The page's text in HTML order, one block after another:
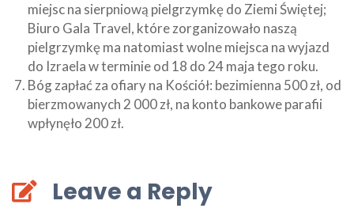
miejsc na sierpniową pielgrzymkę do Ziemi Świętej;
Biuro Gala Travel, które zorganizowało naszą
pielgrzymkę ma natomiast wolne miejsca na wyjazd
do Izraela w terminie od 18 do 24 maja tego roku.
Bóg zapłać za ofiary na Kościół: bezimienna 500 zł, od
bierzmowanych 2 000 zł, na konto bankowe parafii
wpłynęło 200 zł.
Leave a Reply